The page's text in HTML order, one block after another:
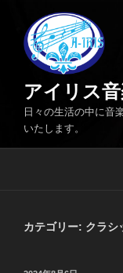
アイリス
日々の生活の中に音
いたします。
カテゴリー: クラシ